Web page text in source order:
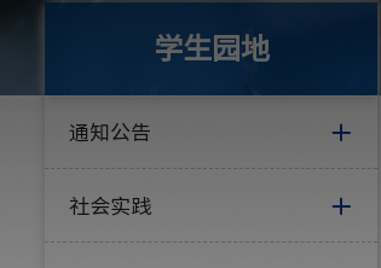
学生园地
通知公告
社会实践